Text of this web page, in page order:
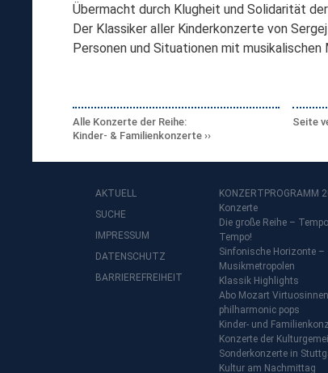
Übermacht durch Klugheit und Solidarität
Der Klassiker aller Kinderkonzerte von
Personen und Situationen mit
Alle Konzerte der Reihe:
Kinder- & Familienkonzerte
Seite
AKTUELL
SUCHE
IMPRESSUM
DATENSCHUTZ
BARRIEREFREIHEIT
KONZERTPROGRAMM
Konzerte
Die große Reihe –
Tempo!
Sinfonische Horizonte –
Musikmetropolen
Klassik Highlights
Abo Mozart Virtuosinnen
philharmonic pops
Kinder- und
Konzerte der
Sonderkonzerte in
Kultur am Nachmittag